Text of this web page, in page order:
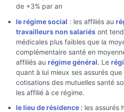
de +3% par an
le régime social : les affiliés au
travailleurs non salariés ont
médicales plus faibles que la
complémentaire santé en
affiliés au régime général. Le
quant à lui mieux ses assurés
cotisations des mutuelles santé
les affilié à ce régime.
le lieu de résidence : les assurés